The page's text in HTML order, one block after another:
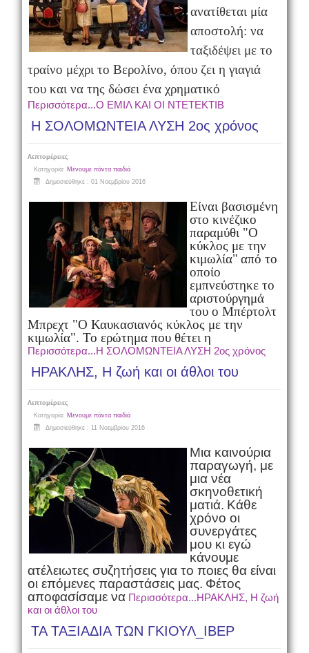
ανατίθεται μία
αποστολή: να
ταξιδέψει με το
τραίνο μέχρι το Βερολίνο, όπου ζει η γιαγιά
του και να της δώσει ένα χρηματικό
Περισσότερα...Ο ΕΜΙΛ ΚΑΙ ΟΙ ΝΤΕΤΕΚΤΙΒ
Η ΣΟΛΟΜΩΝΤΕΙΑ ΛΥΣΗ 2ος χρόνος
Λεπτομέρειες
Κατηγορία: Μένουμε πάντα παιδιά
Δημοσιεύθηκε : 01 Νοεμβρίου 2016
Είναι βασισμένη
στο κινέζικο
παραμύθι "Ο
κύκλος με την
κιμωλία" από το
οποίο
εμπνεύστηκε το
αριστούργημά
του ο Μπέρτολτ
Μπρεχτ "Ο Καυκασιανός κύκλος με την
κιμωλία". Το ερώτημα που θέτει η
Περισσότερα...Η ΣΟΛΟΜΩΝΤΕΙΑ ΛΥΣΗ 2ος χρόνος
ΗΡΑΚΛΗΣ, Η ζωή και οι άθλοι του
Λεπτομέρειες
Κατηγορία: Μένουμε πάντα παιδιά
Δημοσιεύθηκε : 11 Νοεμβρίου 2016
Μια καινούρια
παραγωγή, με
μια νέα
σκηνοθετική
ματιά. Κάθε
χρόνο οι
συνεργάτες
μου κι εγώ
κάνουμε
ατέλειωτες συζητήσεις για το ποιες θα είναι
οι επόμενες παραστάσεις μας. Φέτος
αποφασίσαμε να Περισσότερα...ΗΡΑΚΛΗΣ, Η ζωή
και οι άθλοι του
ΤΑ ΤΑΞΙΑΔΙΑ ΤΩΝ ΓΚΙΟΥΛ_ΙΒΕΡ